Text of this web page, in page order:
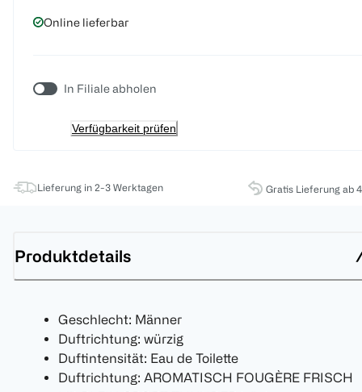
Online lieferbar
In Filiale abholen
Verfügbarkeit prüfen
Lieferung in 2-3 Werktagen Gratis Lieferung ab
Produktdetails
Geschlecht: Männer
Duftrichtung: würzig
Duftintensität: Eau de Toilette
Duftrichtung: AROMATISCH FOUGÈRE FRISCH